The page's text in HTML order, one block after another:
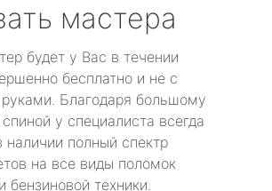
мастера
будет у Вас в течении
бесплатно и не с
Благодаря большому
у специалиста всегда
наличии полный спектр
на все виды поломок
бензиновой техники.